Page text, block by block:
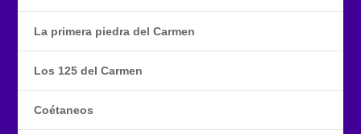
La primera piedra del Carmen
Los 125 del Carmen
Coétaneos